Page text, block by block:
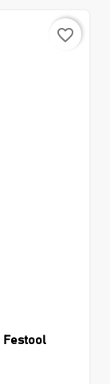
favorite_border
Festool